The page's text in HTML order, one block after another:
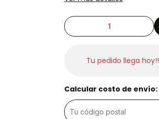
Tu pedido llega hoy!!
Calcular costo de envío: